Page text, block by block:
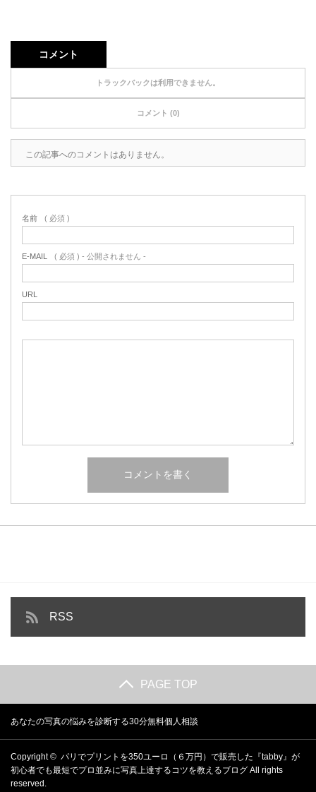
コメント
トラックバックは利用できません。
コメント (0)
この記事へのコメントはありません。
名前 ( 必須 )
E-MAIL ( 必須 ) - 公開されません -
URL
RSS
PAGE TOP
あなたの写真の悩みを診断する30分無料個人相談
Copyright © パリでプリントを350ユーロ（６万円）で販売した『tabby』が
初心者でも最短でプロ並みに写真上達するコツを教えるブログ All rights
reserved.